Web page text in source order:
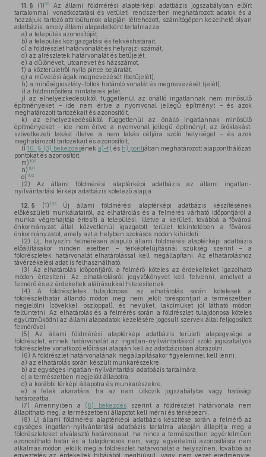
11. § (1)99
Az állami földmérési alaptérképi adatbázis jogszabályban előírt
tartalommal, vonatkoztatási és vetületi rendszerben meghatározott adatok és a
hozzájuk tartozó attribútumok alapján létrehozott, számítógépen kezelhető olyan
adatbázis, amely állami alapadatként tartalmazza:
a) a település azonosítóját,
b) a település közigazgatási és fekvéshatárait,
c) a földrészlet határvonalát és helyrajzi számát,
d) az alrészletek határvonalát és betűjelét,
e) a dűlőnevet, utcanevet és házszámot,
f) a közterületről nyíló pince bejáratát,
g) a művelési ágak megnevezését (betűjelét),
h) a minőségiosztály-foltok határoló vonalát és megnevezését (jelét),
i) a földminősítési mintaterek jelét,
j) az elhelyezkedésüktől függetlenül az önálló ingatlannak nem minősülő
építményeket – ide nem értve a nyomvonal jellegű építményt – és azok
meghatározott tartozékait és azonosítóit,
k) az elhelyezkedésüktől függetlenül az önálló ingatlannak minősülő
építményeket – ide nem értve a nyomvonal jellegű építményt, az öröklakást,
szövetkezeti lakást illetve a nem lakás céljára szóló helyiséget – és azok
meghatározott tartozékait és azonosítóit,
l) 10. § (3) bekezdésének a)–f) és h) pontjában meghatározott alapponthálózati
pontokat és azonosítóit,
m) 100
n) 101
o) 102
(2) Az állami földmérési alaptérképi adatbázis az állami ingatlan-
nyilvántartási térképi adatbázis kötelező alapja.
12. § (1) 103Új állami földmérési alaptérképi adatbázis készítésének
előkészületi munkálatairól, az elhatárolás és a felmérés várható időpontjáról a
munka végrehajtója értesíti a települési, illetve a kerületi, továbbá a fővárosi
önkormányzat által közvetlenül igazgatott terület tekintetében a fővárosi
önkormányzatot, amely azt a helyben szokásos módon kihirdeti.
(2) Új, helyszíni felmérésen alapuló állami földmérési alaptérképi adatbázis
előállításakor minden esetben – térképfelújításnál szükség szerint – a
földrészletek határvonalát elhatárolással kell megállapítani. Az elhatároláshoz
távérzékelési adat is felhasználható.
(3) Az elhatárolás időpontjáról a felmérő köteles az érdekelteket igazolható
módon értesíteni. Az elhatárolásról jegyzőkönyvet kell felvenni, amelyet a
felmérő és az érdekeltek aláírásukkal hitelesítenek.
(4) A földrészletek tulajdonosai az elhatárolás során kötelesek a
földrészlethatár állandó módon meg nem jelölt töréspontjait a természetben
megjelölni (cövekkel, oszloppal), és nevüket, lakcímüket jól látható módon
feltüntetni. Az elhatárolás és a felmérés során a földrészlet tulajdonosa köteles
együttműködni az állami alapadatok kezelésére jogosult szervek által feljogosított
felmérővel.
(5) Az állami földmérési alaptérképi adatbázis területi alapegysége a
földrészlet, ennek határvonalát az ingatlan-nyilvántartásról szóló jogszabályok
földrészletre vonatkozó előírásai alapján kell az adatbázisban ábrázolni.
(6) A földrészlet határvonalának megállapításakor figyelemmel kell lenni:
a) az elhatárolás során készült munkarészekre,
b) az egységes ingatlan-nyilvántartási adatbázis tartalmára,
c) a természetben megjelölt állapotra,
d) a korábbi térképi állapotra és munkarészekre,
e) a felek akaratára, ha az nem ütközik jogszabályba vagy hatósági
határozatba.
(7) Amennyiben a (6) bekezdés szerint a földrészlet határvonala nem
állapítható meg, a természetbeni állapotot kell mérni és térképezni.
(8) Új állami földmérési alaptérképi adatbázis készítése során a felmérő az
egységes ingatlan-nyilvántartási adatbázis tartalma alapján állapítja meg a
földrészleteket elválasztó határvonalat, ha nincs a természetben egyértelműen
azonosítható határ és a tulajdonosok nem, vagy egyértelmű azonosításra nem
alkalmas módon jelölik meg a földrészlet határvonalát a helyszínen, továbbá az
egyeztetés az érdekeltek hibájából meghiúsul, vagy nem vezet eredményre,